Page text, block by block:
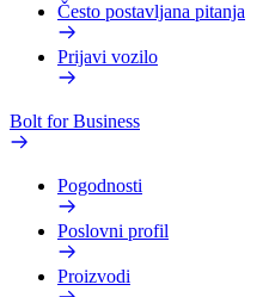
Često postavljana pitanja
Prijavi vozilo
Bolt for Business
Pogodnosti
Poslovni profil
Proizvodi